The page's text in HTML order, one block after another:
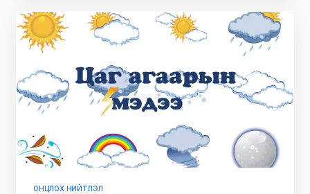
ОНЦЛОХ НИЙТЛЭЛ